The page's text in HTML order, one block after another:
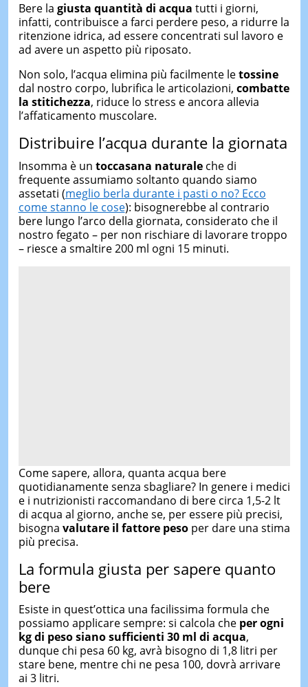
Bere la giusta quantità di acqua tutti i giorni,
infatti, contribuisce a farci perdere peso, a ridurre la
ritenzione idrica, ad essere concentrati sul lavoro e
ad avere un aspetto più riposato.
Non solo, l’acqua elimina più facilmente letossine
dal nostro corpo, lubrifica le articolazioni, combatte
la stitichezza, riduce lo stress e ancora allevia
l’affaticamento muscolare.
Distribuire l’acqua durante la giornata
Insomma è un toccasana naturaleche di
frequente assumiamo soltanto quando siamo
assetati (meglio berla durante i pasti o no? Ecco
come stanno le cose): bisognerebbe al contrario
bere lungo l’arco della giornata, considerato che il
nostro fegato – per non rischiare di lavorare troppo
– riesce a smaltire 200 ml ogni 15 minuti.
Come sapere, allora, quanta acqua bere
quotidianamente senza sbagliare? In genere i medici
e i nutrizionisti raccomandano di bere circa 1,5-2 lt
di acqua al giorno, anche se, per essere più precisi,
bisogna valutare il fattore pesoper dare una stima
più precisa.
La formula giusta per sapere quanto
bere
Esiste in quest’ottica una facilissima formula che
possiamo applicare sempre: si calcola che per ogni
kg di peso siano sufficienti 30 ml di acqua,
dunque chi pesa 60 kg, avrà bisogno di 1,8 litri per
stare bene, mentre chi ne pesa 100, dovrà arrivare
ai 3 litri.